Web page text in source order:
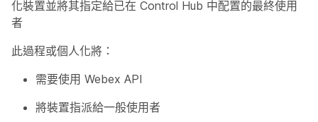
化裝置並將其指定給已在 Control Hub 中配置的最終使用
者
此過程或個人化將：
需要使用 Webex API
將裝置指派給一般使用者